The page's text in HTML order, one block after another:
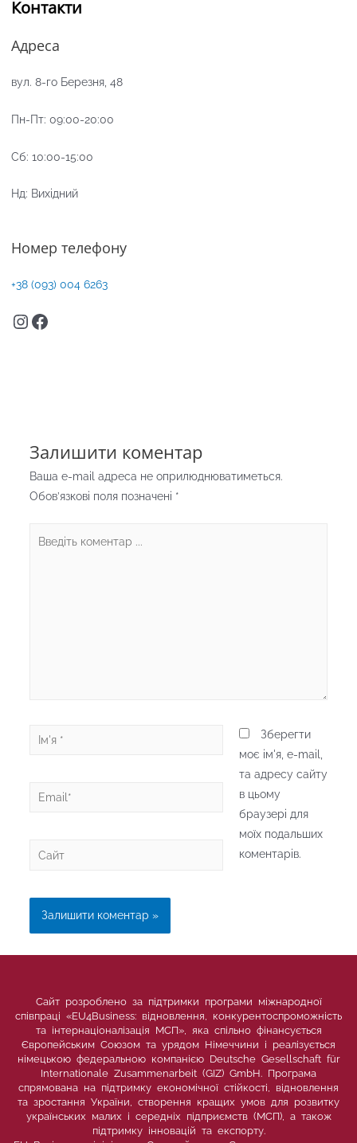
Контакти
Адреса
вул. 8-го Березня, 48
Пн-Пт: 09:00-20:00
Сб: 10:00-15:00
Нд: Вихідний
Номер телефону
+38 (093) 004 6263
InstagramFacebook
Залишити коментар
Ваша e-mail адреса не оприлюднюватиметься.
Обов’язкові поля позначені *
коментар
Ім'я
Email*
Сайт
Зберегти
моє ім'я, e-mail,
та адресу сайту
в цьому
браузері для
моїх подальших
коментарів.
Сайт розроблено за підтримки програми міжнародної
співпраці «EU4Business: відновлення, конкурентоспроможність
та інтернаціоналізація МСП», яка спільно фінансується
Європейським Союзом та урядом Німеччини і реалізується
німецькою федеральною компанією Deutsche Gesellschaft für
Internationale Zusammenarbeit (GIZ) GmbH. Програма
спрямована на підтримку економічної стійкості, відновлення
та зростання України, створення кращих умов для розвитку
українських малих і середніх підприємств (МСП), а також
підтримку інновацій та експорту.